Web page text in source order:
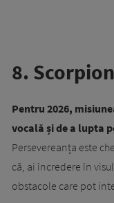
8. Scorpion
Pentru 2026,
vocală și de a lupta
Persevereanța este
că, ai încredere în
obstacole care pot